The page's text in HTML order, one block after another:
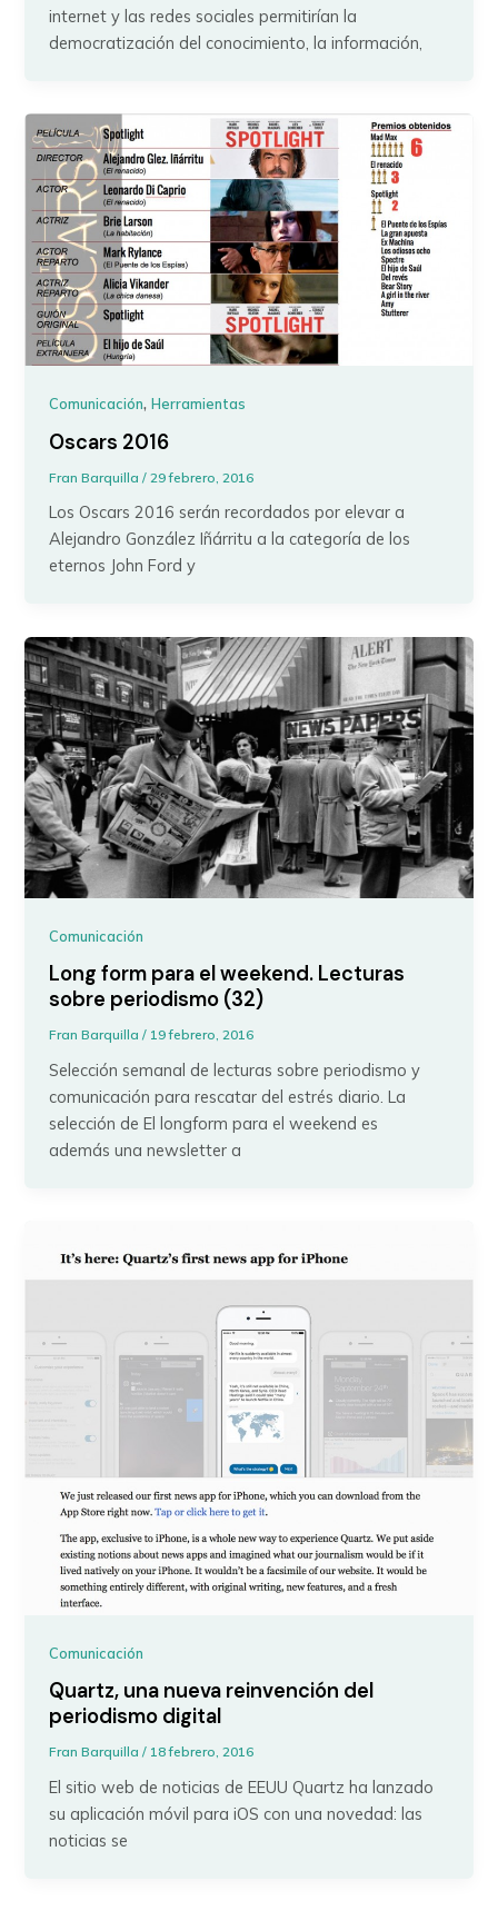
internet y las redes sociales permitirían la
democratización del conocimiento, la información,
Comunicación,Herramientas
Oscars 2016
Fran Barquilla/29 febrero, 2016
Los Oscars 2016 serán recordados por elevar a
Alejandro González Iñárritu a la categoría de los
eternos John Ford y
Comunicación
Long form para el weekend. Lecturas
sobre periodismo (32)
Fran Barquilla/ 19 febrero, 2016
Selección semanal de lecturas sobre periodismo y
comunicación para rescatar del estrés diario. La
selección de El longform para el weekend es
además una newsletter a
Comunicación
Quartz, una nueva reinvención del
periodismo digital
Fran Barquilla/ 18 febrero, 2016
El sitio web de noticias de EEUU Quartz ha lanzado
su aplicación móvil para iOS con una novedad: las
noticias se